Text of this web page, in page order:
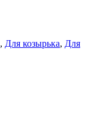
, Для козырька, Для